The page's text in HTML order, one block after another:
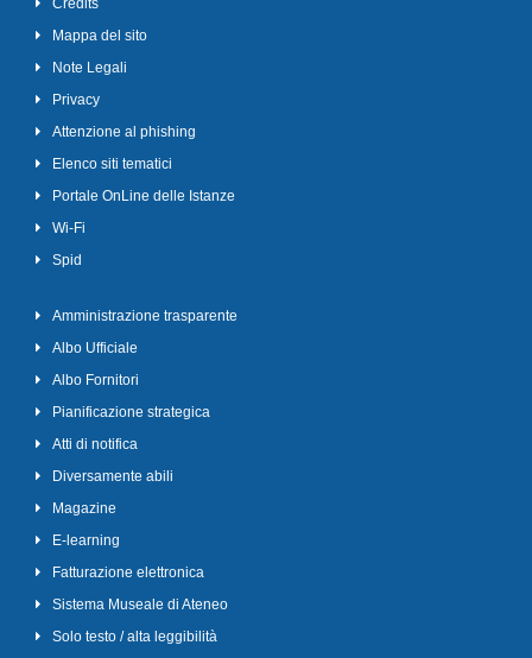
Credits
Mappa del sito
Note Legali
Privacy
Attenzione al phishing
Elenco siti tematici
Portale OnLine delle Istanze
Wi-Fi
Spid
Amministrazione trasparente
Albo Ufficiale
Albo Fornitori
Pianificazione strategica
Atti di notifica
Diversamente abili
Magazine
E-learning
Fatturazione elettronica
Sistema Museale di Ateneo
Solo testo / alta leggibilità